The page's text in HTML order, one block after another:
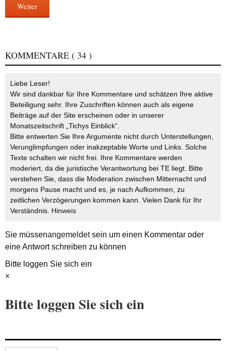
Weiter
KOMMENTARE ( 34 )
Liebe Leser!
Wir sind dankbar für Ihre Kommentare und schätzen Ihre aktive
Beteiligung sehr. Ihre Zuschriften können auch als eigene
Beiträge auf der Site erscheinen oder in unserer
Monatszeitschrift „Tichys Einblick“.
Bitte entwerten Sie Ihre Argumente nicht durch Unterstellungen,
Verunglimpfungen oder inakzeptable Worte und Links. Solche
Texte schalten wir nicht frei. Ihre Kommentare werden
moderiert, da die juristische Verantwortung bei TE liegt. Bitte
verstehen Sie, dass die Moderation zwischen Mitternacht und
morgens Pause macht und es, je nach Aufkommen, zu
zeitlichen Verzögerungen kommen kann. Vielen Dank für Ihr
Verständnis. Hinweis
Sie müssenangemeldetsein um einen Kommentar oder
eine Antwort schreiben zu können
Bitte loggen Sie sich ein
×
Bitte loggen Sie sich ein